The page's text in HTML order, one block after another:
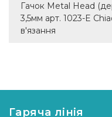
Гачок Metal Head
3,5мм арт. 1023-E
в'язання
Гаряча лінія